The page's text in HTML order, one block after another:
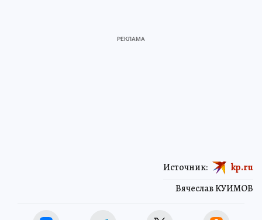
Вячеслав КУИМОВ
Источник: kp.ru